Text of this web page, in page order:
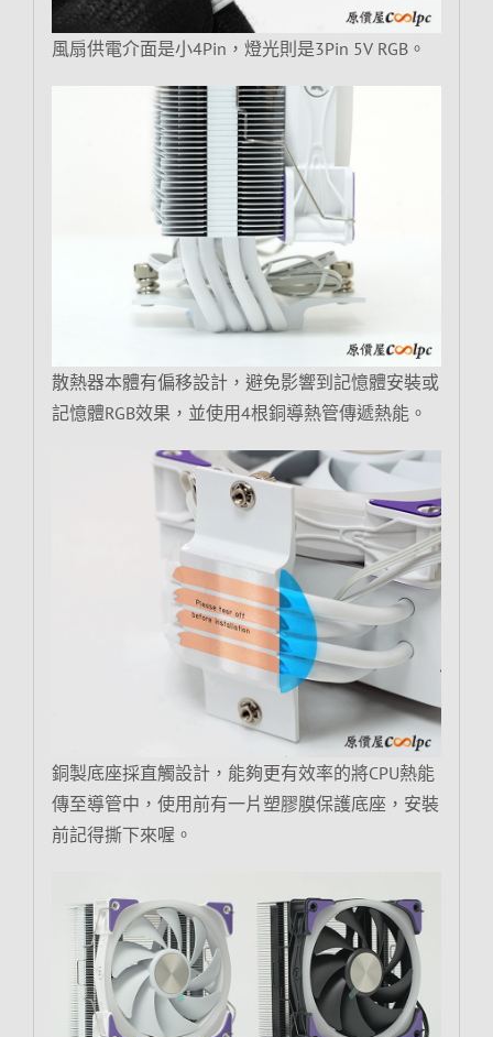
風扇供電介面是小4Pin，燈光則是3Pin 5V RGB。
散熱器本體有偏移設計，避免影響到記憶體安裝或
記憶體RGB效果，並使用4根銅導熱管傳遞熱能。
銅製底座採直觸設計，能夠更有效率的將CPU熱能
傳至導管中，使用前有一片塑膠膜保護底座，安裝
前記得撕下來喔。